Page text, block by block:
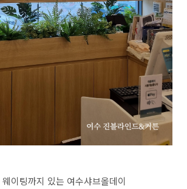
이팅까지 있는 여수샤브올데이